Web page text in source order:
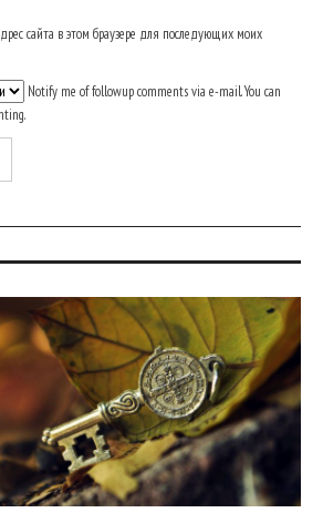
сайта в этом браузере для последующих моих
Notify me of followup comments via e-mail. You can